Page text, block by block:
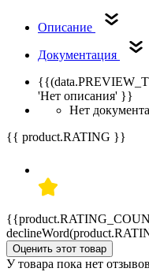
Описание
Документация
'Нет описания' }}
Нет
{{ product.RATING }}
Оценить этот товар
У товара пока нет